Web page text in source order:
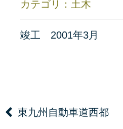
カテゴリ：土木
竣工 2001年3月
東九州自動車道西都